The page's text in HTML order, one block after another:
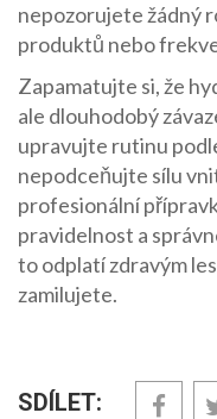
nepozorujete žádný
produktů nebo
Zapamatujte si, že
ale dlouhodobý
upravujte rutinu
nepodceňujte sílu
profesionální
pravidelnost a
to odplatí zdravým
zamilujete.
SDÍLET: